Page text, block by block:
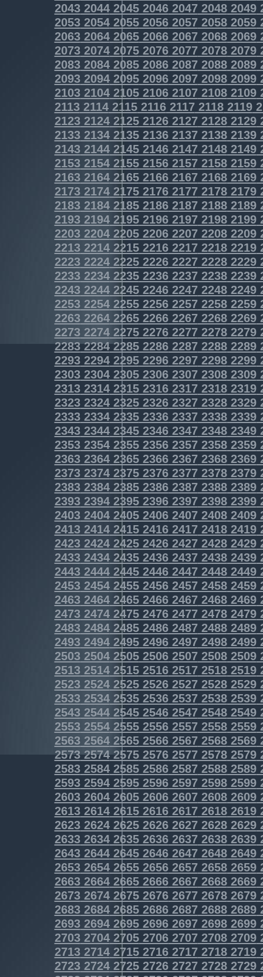
2043204420452046204720482049
2053205420552056205720582059
2063206420652066206720682069
2073207420752076207720782079
2083208420852086208720882089
2093209420952096209720982099
2103210421052106210721082109
2113211421152116211721182119
2123212421252126212721282129
2133213421352136213721382139
2143214421452146214721482149
2153215421552156215721582159
2163216421652166216721682169
2173217421752176217721782179
2183218421852186218721882189
2193219421952196219721982199
2203220422052206220722082209
2213221422152216221722182219
2223222422252226222722282229
2233223422352236223722382239
2243224422452246224722482249
2253225422552256225722582259
2263226422652266226722682269
2273227422752276227722782279
2283228422852286228722882289
2293229422952296229722982299
2303230423052306230723082309
2313231423152316231723182319
2323232423252326232723282329
2333233423352336233723382339
2343234423452346234723482349
2353235423552356235723582359
2363236423652366236723682369
2373237423752376237723782379
2383238423852386238723882389
2393239423952396239723982399
2403240424052406240724082409
2413241424152416241724182419
2423242424252426242724282429
2433243424352436243724382439
2443244424452446244724482449
2453245424552456245724582459
2463246424652466246724682469
2473247424752476247724782479
2483248424852486248724882489
2493249424952496249724982499
2503250425052506250725082509
2513251425152516251725182519
2523252425252526252725282529
2533253425352536253725382539
2543254425452546254725482549
2553255425552556255725582559
2563256425652566256725682569
2573257425752576257725782579
2583258425852586258725882589
2593259425952596259725982599
2603260426052606260726082609
2613261426152616261726182619
2623262426252626262726282629
2633263426352636263726382639
2643264426452646264726482649
2653265426552656265726582659
2663266426652666266726682669
2673267426752676267726782679
2683268426852686268726882689
2693269426952696269726982699
2703270427052706270727082709
2713271427152716271727182719
2723272427252726272727282729